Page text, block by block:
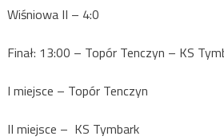
Wiśniowa II – 4:0
Finał: 13:00 – Topór Tenczyn – KS
I miejsce – Topór Tenczyn
II miejsce – KS Tymbark